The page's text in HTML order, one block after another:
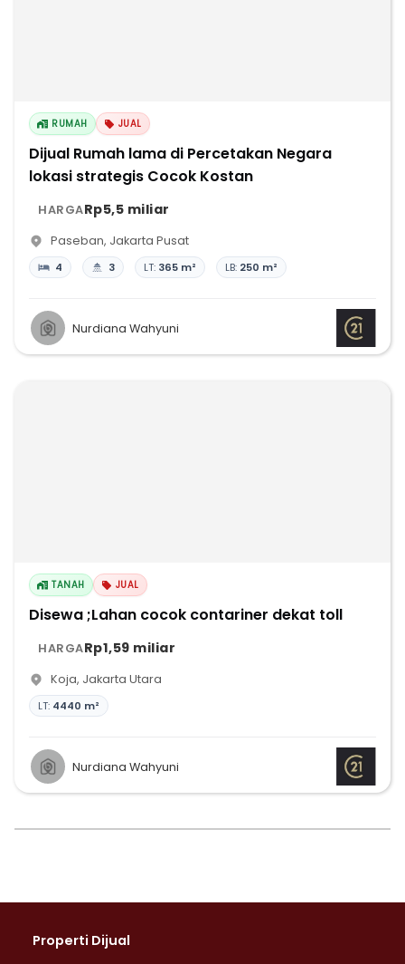
RUMAH JUAL
Dijual Rumah lama di Percetakan Negara
lokasi strategis Cocok Kostan
HARGARp5,5 miliar
Paseban, Jakarta Pusat
4 3 LT: 365 m² LB: 250 m²
Nurdiana Wahyuni
TANAH JUAL
Disewa ;Lahan cocok contariner dekat toll
HARGARp1,59 miliar
Koja, Jakarta Utara
LT: 4440 m²
Nurdiana Wahyuni
Properti Dijual